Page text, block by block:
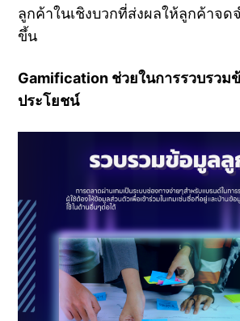
ลูกค้าในเชิงบวกที่ส่งผลให้ลูกค้าจด
ขึ้น
Gamification ช่วยในการรวบรวม
ประโยชน์